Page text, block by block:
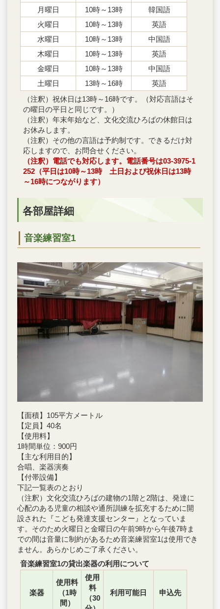
月曜日
10時～13時
韓国語
火曜日
10時～13時
英語
水曜日
10時～13時
中国語
木曜日
10時～13時
英語
金曜日
10時～13時
中国語
土曜日
13時～16時
英語
（注釈）祝休日は13時～16時です。（対応言語はそ
の曜日の平日と同じです。）
（注釈）年末年始など、文化交流ひろばの休館日は
お休みします。
（注釈）その他の言語は予約制です。できるだけ対
応しますので、お問合せください。
（注釈）電話でも対応します。電話番号は03-3975-1
252（平日は10時～13時 土日および祝休日は13時
～16時につながります）
各部屋詳細
音楽練習室1
【面積】105平方メートル
【定員】40名
【使用料】
1時間単位：900円
【主な利用目的】
合唱、楽器演奏
【付帯設備】
下記一覧表のとおり
（注釈）文化交流ひろばの建物の1階と2階は、発達に
心配のある児童の相談や通所訓練を拡充するために開
設された『こども発達支援センター』となっていま
す。そのため火曜日と金曜日の午前9時から午後7時ま
での間は音量に制約があるため音楽練習室1は使用でき
ません。あらかじめご了承ください。
音楽練習室1の貸出楽器の利用について
楽器
使用料
（1時
間）
使用
料
（30
利用可能日 申込先